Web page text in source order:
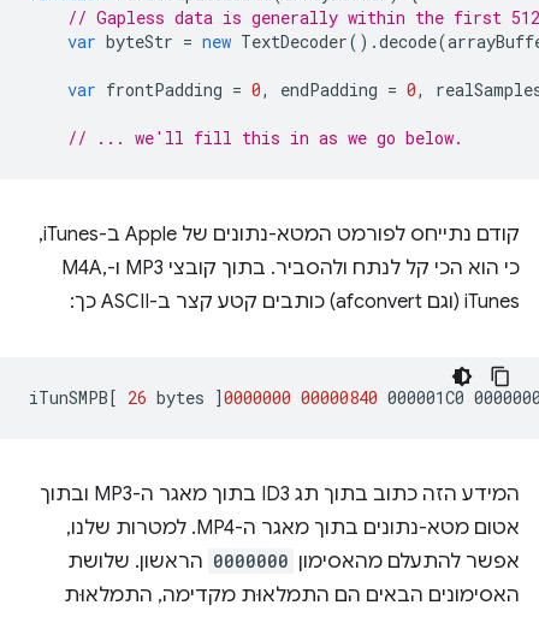
// Gapless data is generally within the first
var byteStr = new TextDecoder().decode(
var frontPadding = 0, endPadding = 0,
// ... we'll fill this in as we go below.
קודם נתייחס לפורמט המטא-נתונים של Apple ב-iTunes,
כי הוא הכי קל לנתח ולהסביר. בתוך קובצי MP3 ו-M4A,
iTunes (וגם afconvert) כותבים קטע קצר ב-ASCII כך:
iTunSMPB[ 26 bytes ]0000000 00000840 000001C0
המידע הזה כתוב בתוך תג ID3 בתוך מאגר ה-MP3 ובתוך
אטום מטא-נתונים בתוך מאגר ה-MP4. למטרות שלנו,
אפשר להתעלם מהאסימון 0000000 הראשון. שלושת
האסימונים הבאים הם התמלאוּת מקדימה, התמלאוּת